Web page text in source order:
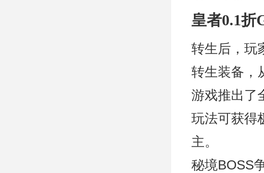
皇者0.1折
转生后，玩
转生装备，
游戏推出
玩法可获得
主。
秘境BOSS